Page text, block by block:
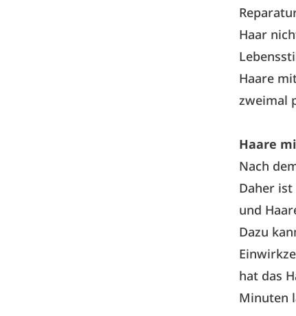
Haar
Haare
zweimal
Haare
Nach
Daher
und
Dazu
hat das
Minuten